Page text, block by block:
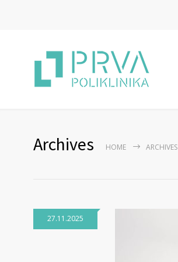
Archives HOME ARCHIVES
27.11.2025